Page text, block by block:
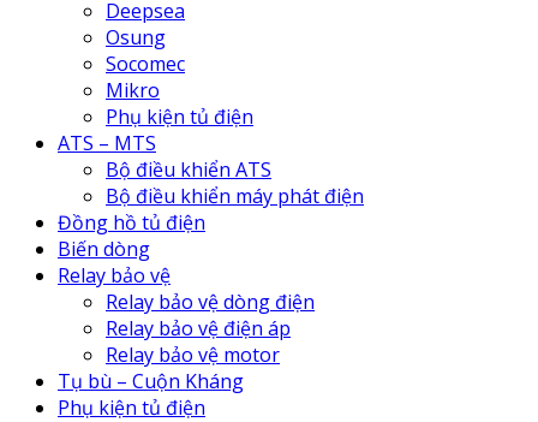
Deepsea
Osung
Socomec
Mikro
Phụ kiện tủ điện
ATS – MTS
Bộ điều khiển ATS
Bộ điều khiển máy phát điện
Đồng hồ tủ điện
Biến dòng
Relay bảo vệ
Relay bảo vệ dòng điện
Relay bảo vệ điện áp
Relay bảo vệ motor
Tụ bù – Cuộn Kháng
Phụ kiện tủ điện